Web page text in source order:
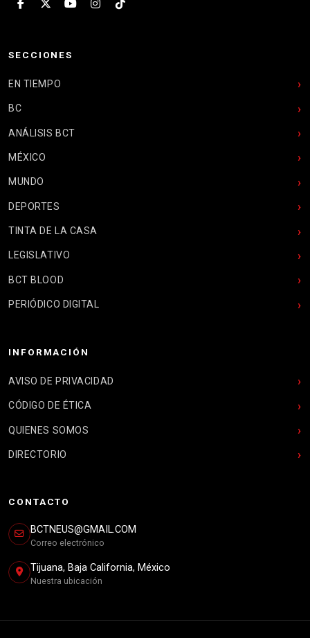
SECCIONES
EN TIEMPO
BC
ANÁLISIS BCT
MÉXICO
MUNDO
DEPORTES
TINTA DE LA CASA
LEGISLATIVO
BCT BLOOD
PERIÓDICO DIGITAL
INFORMACIÓN
AVISO DE PRIVACIDAD
CÓDIGO DE ÉTICA
QUIENES SOMOS
DIRECTORIO
CONTACTO
BCTNEUS@GMAIL.COM
Correo electrónico
Tijuana, Baja California, México
Nuestra ubicación